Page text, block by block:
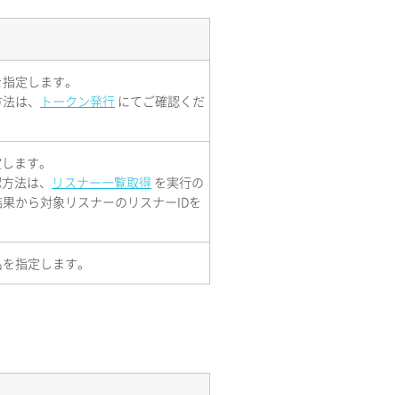
定します。
は、
トークン発行 にてご確認くだ
ます。
法は、
リスナー一覧取得 を実行の
から対象リスナーのリスナーIDを
指定します。